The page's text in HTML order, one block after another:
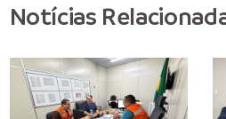
Notícias